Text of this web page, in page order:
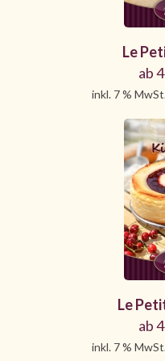
Le
ab
inkl. 7 %
Le
ab
inkl. 7 %